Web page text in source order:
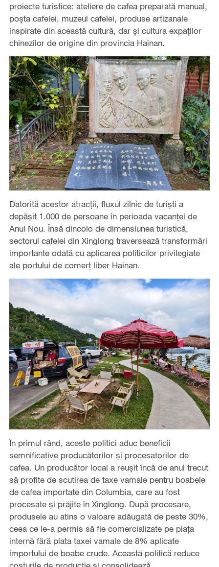
proiecte turistice: ateliere de cafea preparată manual,
poșta cafelei, muzeul cafelei, produse artizanale
inspirate din această cultură, dar și cultura expaților
chinezilor de origine din provincia Hainan.
Datorită acestor atracții, fluxul zilnic de turiști a
depășit 1.000 de persoane în perioada vacanței de
Anul Nou. Însă dincolo de dimensiunea turistică,
sectorul cafelei din Xinglong traversează transformări
importante odată cu aplicarea politicilor privilegiate
ale portului de comerț liber Hainan.
În primul rând, aceste politici aduc beneficii
semnificative producătorilor și procesatorilor de
cafea. Un producător local a reușit încă de anul trecut
să profite de scutirea de taxe vamale pentru boabele
de cafea importate din Columbia, care au fost
procesate și prăjite în Xinglong. După procesare,
produsele au atins o valoare adăugată de peste 30%,
ceea ce le-a permis să fie comercializate pe piața
internă fără plata taxei vamale de 8% aplicate
importului de boabe crude. Această politică reduce